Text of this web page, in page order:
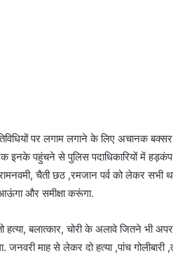
पर लगाम लगाने के लिए अचानक
इनके पहुंचने से पुलिस पदाधिकारियों में हड़कंप
रामनवमी, चैती छठ ,रमजान पर्व को लेकर
और समीक्षा करूंगा.
बलात्कार, चोरी के अलावे जितने भी
जनवरी माह से लेकर दो हत्या ,पांच